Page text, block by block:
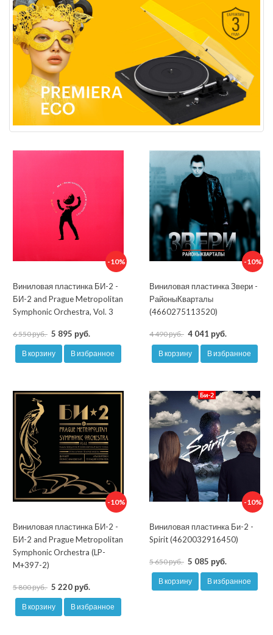
-10%
Виниловая пластинка БИ-2 -
БИ-2 and Prague Metropolitan
Symphonic Orchestra, Vol. 3
6 550 руб. 5 895 руб.
В корзину В избранное
-10%
Виниловая пластинка Звери -
РайоныКварталы
(4660275113520)
4 490 руб. 4 041 руб.
В корзину В избранное
-10%
Виниловая пластинка БИ-2 -
БИ-2 and Prague Metropolitan
Symphonic Orchestra (LP-
M+397-2)
5 800 руб. 5 220 руб.
В корзину В избранное
-10%
Виниловая пластинка Би-2 -
Spirit (4620032916450)
5 650 руб. 5 085 руб.
В корзину В избранное